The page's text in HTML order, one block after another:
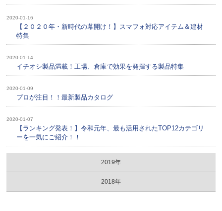
2020-01-16
【２０２０年・新時代の幕開け！】スマフォ対応アイテム＆建材
特集
2020-01-14
イチオシ製品満載！工場、倉庫で効果を発揮する製品特集
2020-01-09
プロが注目！！最新製品カタログ
2020-01-07
【ランキング発表！】令和元年、最も活用されたTOP12カテゴリ
ーを一気にご紹介！！
2019年
2018年